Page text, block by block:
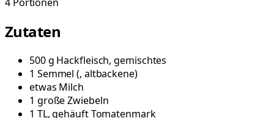
Zutaten
500g Hackfleisch, gemischtes
1 Semmel (, altbackene)
etwas Milch
1 großeZwiebeln
1 TL, gehäuftTomatenmark